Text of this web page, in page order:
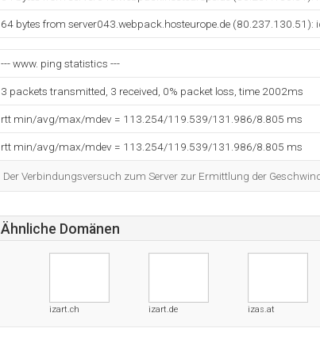
64 bytes from server043.webpack.hosteurope.de (80.237.130.51):
--- www. ping statistics ---
3 packets transmitted, 3 received, 0% packet loss, time 2002ms
rtt min/avg/max/mdev = 113.254/119.539/131.986/8.805 ms
rtt min/avg/max/mdev = 113.254/119.539/131.986/8.805 ms
Der Verbindungsversuch zum Server zur Ermittlung der
Ähnliche Domänen
izart.ch izart.de izas.at